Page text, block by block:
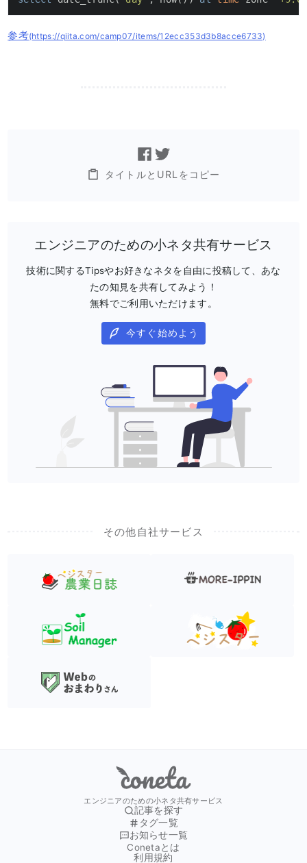
参考(https://qiita.com/camp07/items/12ecc353d3b8acce6733)
タイトルとURLをコピー
エンジニアのための小ネタ共有サービス
技術に関するTipsやお好きなネタを自由に投稿して、あな
たの知見を共有してみよう！
無料でご利用いただけます。
今すぐ始めよう
その他自社サービス
Coneta
エンジニアのための小ネタ共有サービス
Conetaとは
利用規約
記事を探す
タグ一覧
お知らせ一覧